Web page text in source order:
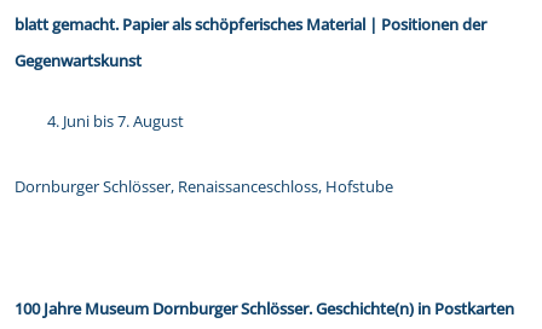
blatt gemacht. Papier als schöpferisches Material | Positionen der
Gegenwartskunst
Juni bis 7. August
Dornburger Schlösser, Renaissanceschloss, Hofstube
100 Jahre Museum Dornburger Schlösser. Geschichte(n) in Postkarten